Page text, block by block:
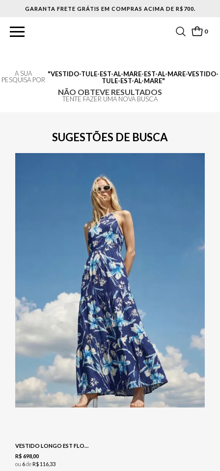
GARANTA FRETE GRÁTIS EM COMPRAS ACIMA DE R$700.
0
A SUA
PESQUISA POR
VESTIDO-TULE-EST-AL-MARE-EST-AL-MARE-VESTIDO-
TULE-EST-AL-MARE
NÃO OBTEVE RESULTADOS
TENTE FAZER UMA NOVA BUSCA
SUGESTÕES DE BUSCA
VESTIDO LONGO EST FLORAL - NAVY
R$ 69800
ou 6deR$ 11633